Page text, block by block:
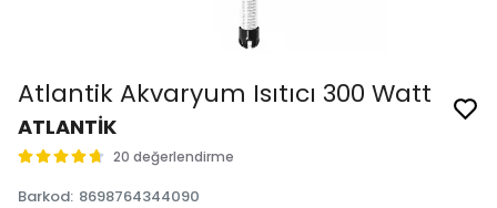
Atlantik Akvaryum Isıtıcı 300 Watt
ATLANTİK
20 değerlendirme
Barkod: 8698764344090